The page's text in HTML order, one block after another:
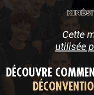
Cette
utilisée
DÉCOUVRE